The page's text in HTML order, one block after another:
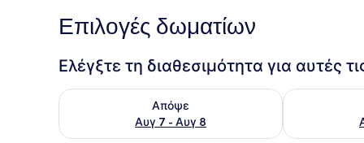
Επιλογές δωματίων
Ελέγξτε τη διαθεσιμότητα για αυτές
Απόψε
Αυγ 7 - Αυγ 8
Έλεγχος διαθεσιμότητας για απόψε Αυγ 7 - Αυγ 8
Έλεγχος